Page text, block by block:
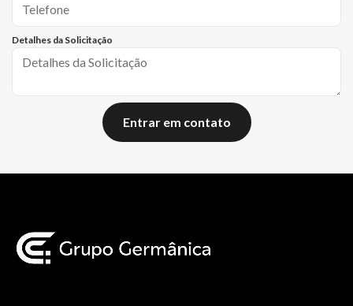
Detalhes da Solicitação
Entrar em contato